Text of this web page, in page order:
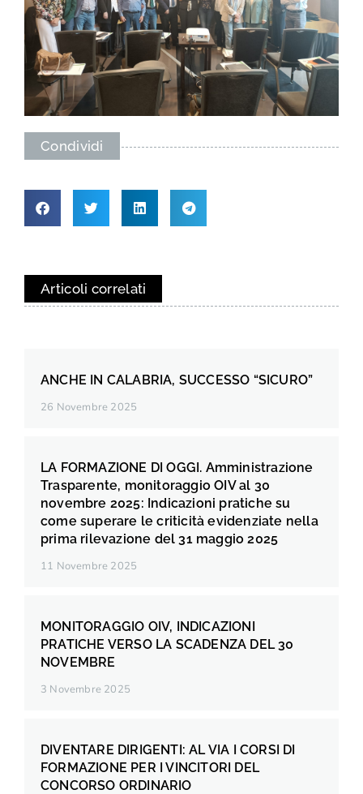
Condividi
Articoli correlati
ANCHE IN CALABRIA, SUCCESSO “SICURO”
26 Novembre 2025
LA FORMAZIONE DI OGGI. Amministrazione
Trasparente, monitoraggio OIV al 30
novembre 2025: Indicazioni pratiche su
come superare le criticità evidenziate nella
prima rilevazione del 31 maggio 2025
11 Novembre 2025
MONITORAGGIO OIV, INDICAZIONI
PRATICHE VERSO LA SCADENZA DEL 30
NOVEMBRE
3 Novembre 2025
DIVENTARE DIRIGENTI: AL VIA I CORSI DI
FORMAZIONE PER I VINCITORI DEL
CONCORSO ORDINARIO